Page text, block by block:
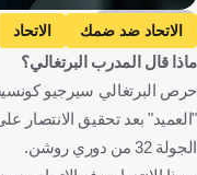
Getty Images
الاتحاد ضد ضمك الاتحاد
دوري روشن السعودي
المملكة العربية السعودية
ماذا قال المدرب البرتغالي؟
حرص البرتغالي سيرجيو
"العميد" بعد تحقيق الانتصار
الجولة 32 من دوري روشن.